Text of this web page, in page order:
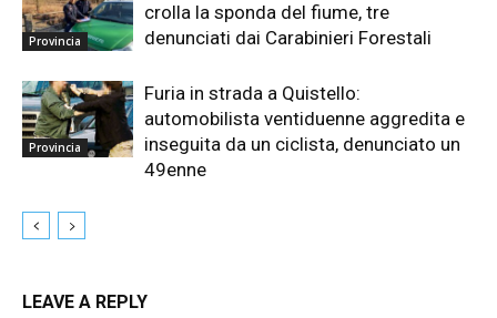
Provincia
crolla la sponda del fiume, tre
denunciati dai Carabinieri Forestali
Provincia
Furia in strada a Quistello:
automobilista ventiduenne aggredita e
inseguita da un ciclista, denunciato un
49enne
LEAVE A REPLY